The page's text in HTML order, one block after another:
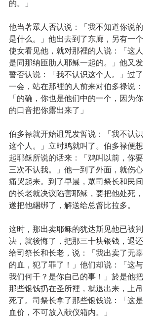
的。」
他当著眾人否认说：「我不知道你说的
是什么。」他出去到了东廊，另有一个
使女看见他，就对那裡的人说：「这人
是同那纳匝肋人耶稣一起的。」他又发
誓否认说：「我不认识这个人。」过了
一会，站在那裡的人前来对伯多禄说：
「的确，你也是他们中的一个，因为你
的口音把你露出来了」
伯多禄就开始诅咒发誓说：「我不认识
这个人。」立时鸡就叫了。伯多禄便想
起耶稣所说的话来：「鸡叫以前，你要
三次不认我。」他一到了外面，就伤心
痛哭起来。到了早晨，眾司祭长和民间
的长老就决议陷害耶稣，要把他处死，
遂把他綑绑了，解送给总督比拉多。
这时，那出卖耶稣的犹达斯见他已被判
决，就後悔了，把那三十块银钱，退还
给司祭长和长老，说：「我出卖了无辜
的血，犯了罪了！」他们却说：「这与
我们何干？是你自己的事！」於是他把
那些银钱扔在圣所裡，就退出来，上吊
死了。司祭长拿了那些银钱说：「这是
血价，不可放入献仪箱内。」